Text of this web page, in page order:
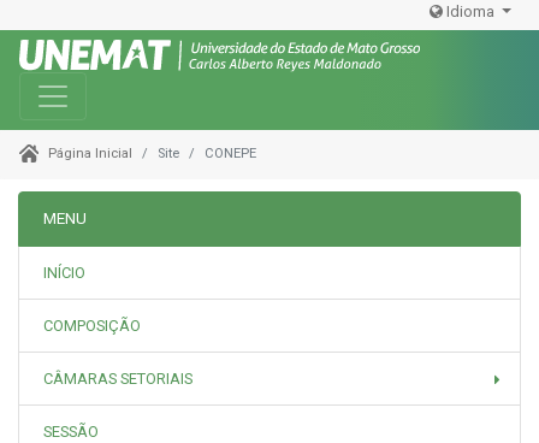
Idioma
Toggle navigation
Página Inicial Site CONEPE
MENU
INÍCIO
COMPOSIÇÃO
CÂMARAS SETORIAIS
SESSÃO